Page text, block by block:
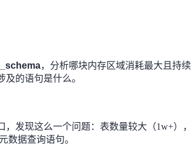
，分析哪块内存区域消耗最大且持续
的语句是什么。
发现这么一个问题：表数量较大（1w+），
数据查询语句。